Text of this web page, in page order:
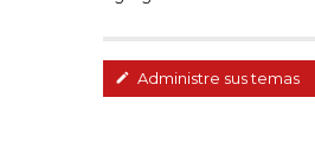
Administre sus temas